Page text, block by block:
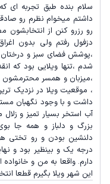
سلام بنده طبق تجربه ای
داشتم میخوام نظرم رو
رو رزرو کنن از
دزفول رفتم ولی بدون
،پوشش فضای سبز و درختان
شدم ،تنها ویلایی بود که
،میزبان و همسر محترمشون
، موقعیت ویلا در نزدیک
داشت و با وجود نگهبان
آب استخر بسیار تمیز و
بزرگ و دلباز و همه جا
دلنشین بودن و رو تختی
درجه یک و بینظیر بود و
دارم. واقعا به من و
این شهر ویلا بگیرم قطعا